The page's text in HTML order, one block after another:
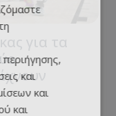
για τα
και
και
και